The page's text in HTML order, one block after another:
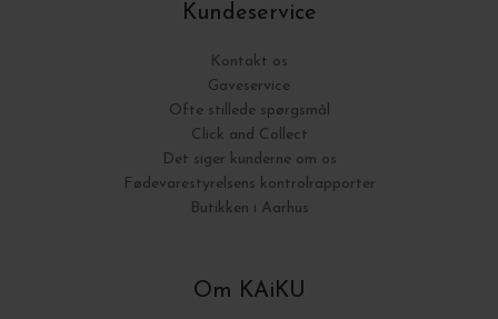
Kundeservice
Kontakt os
Gaveservice
Ofte stillede spørgsmål
Click and Collect
Det siger kunderne om os
Fødevarestyrelsens kontrolrapporter
Butikken i Aarhus
Om KAiKU